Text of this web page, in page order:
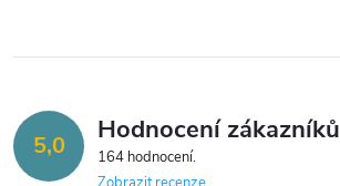
ů
t
ů
l
d 5,0 Hodnocení zákazníků
164 hodnocení